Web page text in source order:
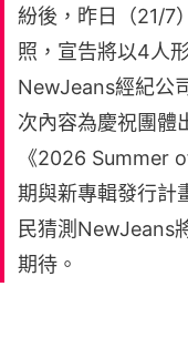
紛後，昨日（21/7
照，宣告將以4人
NewJeans經紀公
次內容為慶祝團體
《2026 Summer
期與新專輯發行計
民猜測NewJeans
期待。